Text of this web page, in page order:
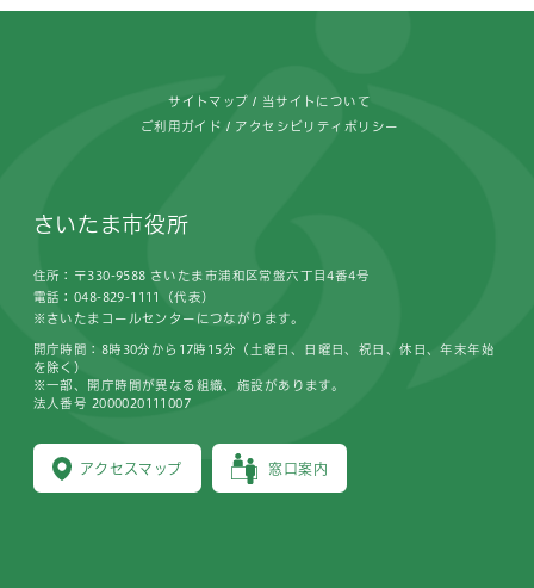
サイトマップ 当サイトについて
ご利用ガイド アクセシビリティポリシー
さいたま市役所
住所：〒330-9588 さいたま市浦和区常盤六丁目4番4号
電話：048-829-1111（代表）
※さいたまコールセンターにつながります。
アクセスマップ 窓口案内
開庁時間：8時30分から17時15分（土曜日、日曜日、祝日、休日、年末年始
を除く）
※一部、開庁時間が異なる組織、施設があります。
法人番号 2000020111007